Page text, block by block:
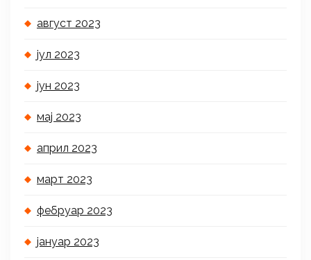
август 2023
јул 2023
јун 2023
мај 2023
април 2023
март 2023
фебруар 2023
јануар 2023